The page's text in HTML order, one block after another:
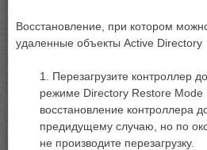
Восстановление, при котором
удаленные объекты Active Directory
1. Перезагрузите контроллер
режиме Directory Restore Mode
восстановление контроллера
предидущему случаю, но по
не производите перезагрузку.